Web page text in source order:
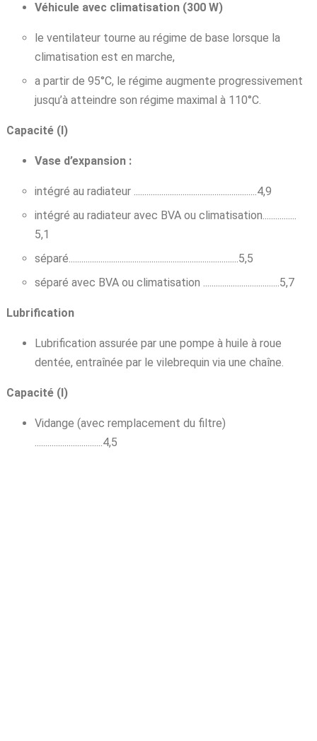
Véhicule avec climatisation (300 W)
le ventilateur tourne au régime de base lorsque la
climatisation est en marche,
a partir de 95°C, le régime augmente progressivement
jusqu’à atteindre son régime maximal à 110°C.
Capacité (l)
Vase d’expansion :
intégré au radiateur ..........................................................4,9
intégré au radiateur avec BVA ou climatisation................
5,1
séparé................................................................................5,5
séparé avec BVA ou climatisation ....................................5,7
Lubrification
Lubrification assurée par une pompe à huile à roue
dentée, entraînée par le vilebrequin via une chaîne.
Capacité (l)
Vidange (avec remplacement du filtre)
................................4,5